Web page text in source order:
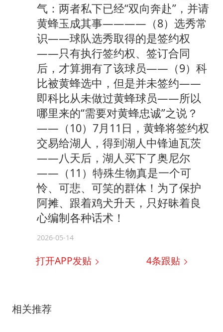
气：两者私下已经“双向奔赴”，并请
黄蜂玉成其事————（8）选秀常
识——球队选秀取得的是签约权
——只有执行签约权、签订合同
后，才算拥有了该球员——（9）科
比被黄蜂选中，但是并未签约——
即科比从未做过黄蜂球员——所以
哪里来的“需要对黄蜂忠诚”之说？
——（10）7月11日，黄蜂将签约权
交易给湖人，得到湖人中锋迪瓦茨
——八天后，湖人买下了奥尼尔
——（11）特殊生物真是一个可
怜、可悲、可笑的群体！为了保护
阿摊、跟着鸡犬升天，只好昧着良
心编制各种话术！
2026-05-14
打开APP发贴 4条跟贴
相关推荐